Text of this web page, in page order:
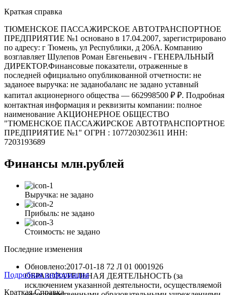
Краткая справка
ТЮМЕНСКОЕ ПАССАЖИРСКОЕ АВТОТРАНСПОРТНОЕ
ПРЕДПРИЯТИЕ №1 основано в 17.04.2007, зарегистрировано
по адресу: г Тюмень, ул Республики, д 206А. Компанию
возглавляет Шулепов Роман Евгеньевич - ГЕНЕРАЛЬНЫЙ
ДИРЕКТОР.Финансовые показатели, отраженные в
последней официально опубликованной отчетности: не
заданоее выручка: не заданобаланс не задано уставный
капитал акционерного общества — 662998500 ₽ ₽. Подробная
контактная информация и реквизиты компании: полное
наименование АКЦИОНЕРНОЕ ОБЩЕСТВО
"ТЮМЕНСКОЕ ПАССАЖИРСКОЕ АВТОТРАНСПОРТНОЕ
ПРЕДПРИЯТИЕ №1" ОГРН : 1077203023611 ИНН:
7203193689
Финансы млн.рублей
Выручка: не задано
Прибыль: не задано
Стоимость: не задано
Последние изменения
Обновлено:2017-01-18 72 Л 01 0001926
ОБРАЗОВАТЕЛЬНАЯ ДЕЯТЕЛЬНОСТЬ (за
исключением указанной деятельности, осуществляемой
Подробная информация
Краткая Справка